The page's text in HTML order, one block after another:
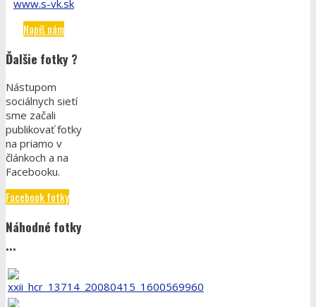
www.s-vk.sk
Napíš nám
Ďalšie fotky ?
Nástupom
sociálnych sietí
sme začali
publikovať fotky
na priamo v
článkoch a na
Facebooku.
Facebook fotky
Náhodné fotky
...